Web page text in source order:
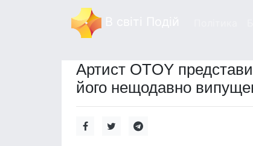
Артист OTOY
його нещодавно